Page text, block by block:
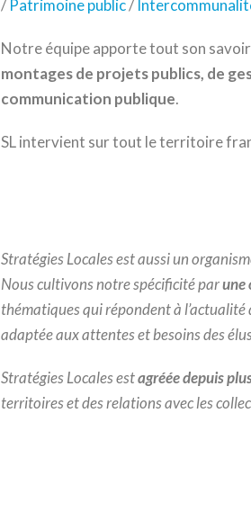
/Patrimoine public/
Notre équipe apporte tout son
montages de projets publics, de
communication publique.
SL intervient sur tout le territoire
Stratégies Locales est aussi un
Nous cultivons notre spécificité parune
thématiques qui répondent à
adaptée aux attentes et besoins des
Stratégies Locales estagréée depuis
territoires et des relations avec les